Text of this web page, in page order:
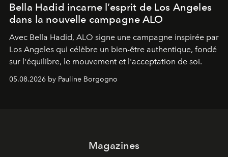
Bella Hadid incarne l’esprit de Los Angeles
dans la nouvelle campagne ALO
Avec Bella Hadid, ALO signe une campagne inspirée par
Los Angeles qui célèbre un bien-être authentique, fondé
sur l'équilibre, le mouvement et l'acceptation de soi.
05.08.2026 by Pauline Borgogno
Magazines